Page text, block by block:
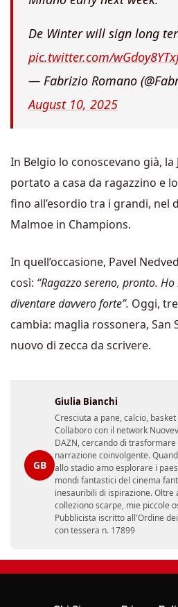
pic.twitter.com/
— Fabrizio Romano
August 10, 2025
portato a casa da ragazzino e
fino all’esordio tra i grandi, nel
Malmoe in Champions.
così:“Ragazzo sereno, pronto.
diventare davvero forte”.Oggi,
cambia: maglia rossonera, San
nuovo di zecca da scrivere.
GB
Giulia Bianchi
Cresciuta a pane, calcio, basket
Collaboro con il network
DAZN, cercando di
narrazione coinvolgente.
allo stadio amo esplorare i
mondi fantastici del cinema
inesauribili di ispirazione. Oltre
colleziono scarpe, mie piccole
Pubblicista iscritto all'Ordine dei
con tessera n. 17899